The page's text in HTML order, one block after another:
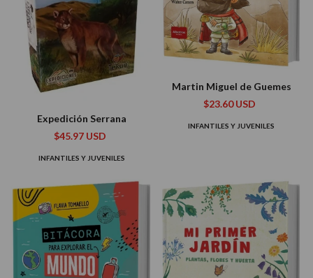
Expedición Serrana
$45.97 USD
INFANTILES Y JUVENILES
Martin Miguel de Guemes
$23.60 USD
INFANTILES Y JUVENILES